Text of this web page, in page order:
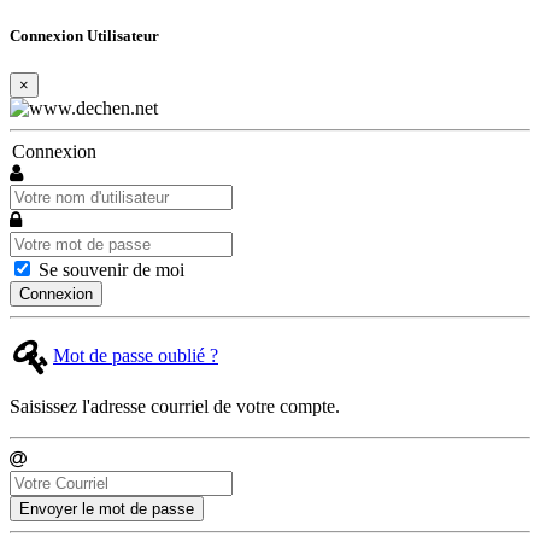
Connexion Utilisateur
×
Connexion
Se souvenir de moi
Connexion
Mot de passe oublié ?
Saisissez l'adresse courriel de votre compte.
Envoyer le mot de passe